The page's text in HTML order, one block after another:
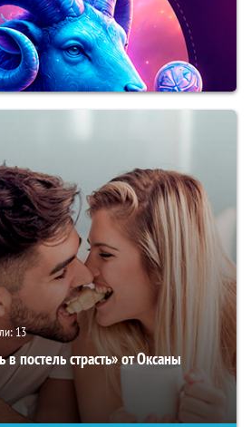
13
в постель страсть» от Оксаны